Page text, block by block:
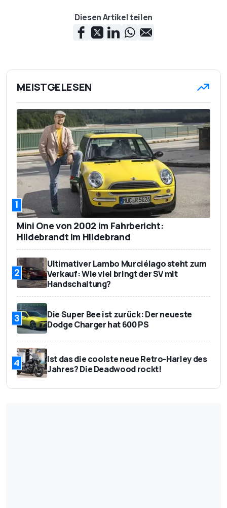
Diesen Artikel teilen
MEISTGELESEN
1
Mini One von 2002 im Fahrbericht:
Hildebrandt im Hildebrand
2
Ultimativer Lambo Murciélago steht zum
Verkauf: Wie viel bringt der SV mit
Handschaltung?
3
Die Super Bee ist zurück: Der neueste
Dodge Charger hat 600 PS
4
Ist das die coolste neue Retro-Harley des
Jahres? Die Deadwood rockt!